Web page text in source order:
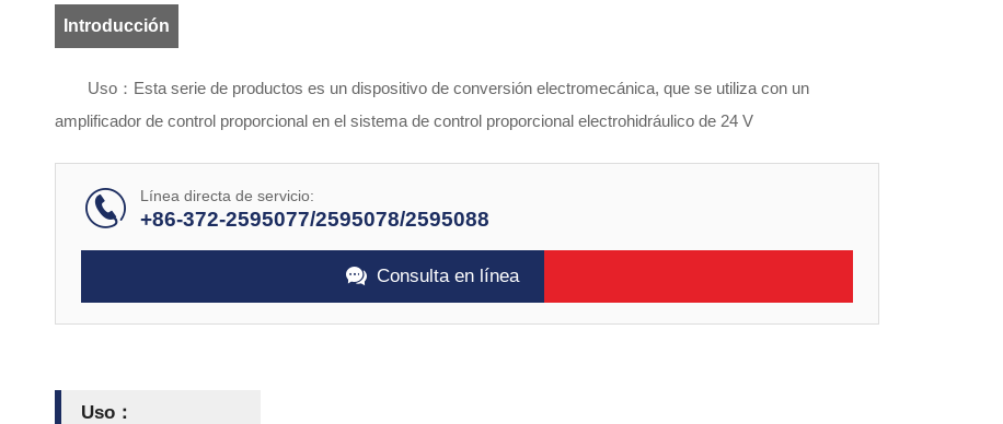
Introducción
Uso：Esta serie de productos es un dispositivo de conversión electromecánica, que se utiliza con un
amplificador de control proporcional en el sistema de control proporcional electrohidráulico de 24 V
Línea directa de servicio:
+86-372-2595077/2595078/2595088
Consulta en línea
Uso：